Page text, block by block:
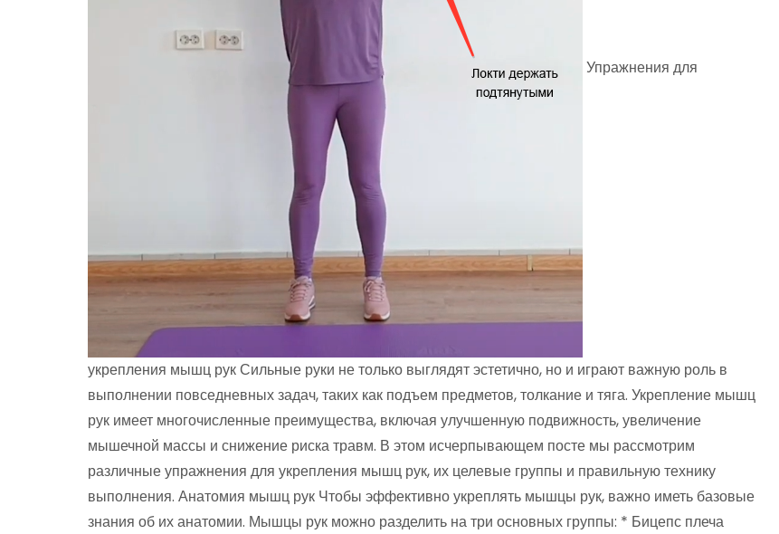
Упражнения для
укрепления мышц рук Сильные руки не только выглядят эстетично, но и играют важную роль в
выполнении повседневных задач, таких как подъем предметов, толкание и тяга. Укрепление мышц
рук имеет многочисленные преимущества, включая улучшенную подвижность, увеличение
мышечной массы и снижение риска травм. В этом исчерпывающем посте мы рассмотрим
различные упражнения для укрепления мышц рук, их целевые группы и правильную технику
выполнения. Анатомия мышц рук Чтобы эффективно укреплять мышцы рук, важно иметь базовые
знания об их анатомии. Мышцы рук можно разделить на три основных группы: * Бицепс плеча